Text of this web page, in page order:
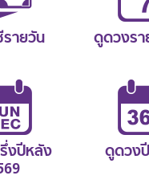
รายวัน ดูดวงร
งปีหลัง
ดูดวง